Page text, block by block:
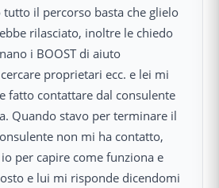
il percorso basta che glielo
rilasciato, inoltre le chiedo
i BOOST di aiuto
proprietari ecc. e lei mi
fatto contattare dal consulente
Quando stavo per terminare il
non mi ha contatto,
per capire come funziona e
e lui mi risponde dicendomi